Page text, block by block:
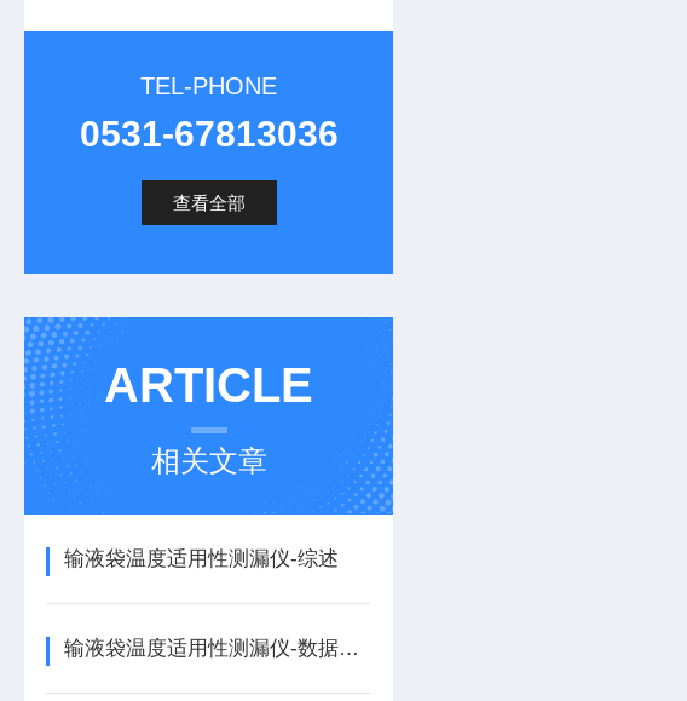
TEL-PHONE
0531-67813036
查看全部
ARTICLE
相关文章
输液袋温度适用性测漏仪-综述
输液袋温度适用性测漏仪-数据可靠